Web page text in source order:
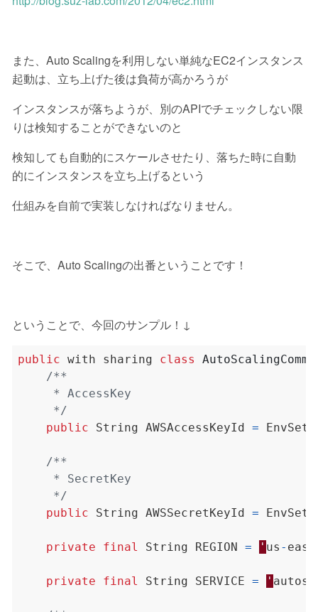
また、Auto Scalingを利用しない単純なEC2インスタンス
起動は、立ち上げた後は負荷が高かろうが
インスタンスが落ちようが、別のAPIでチェックしない限
りは検知することができないのと
検知しても自動的にスケールさせたり、落ちた時に自動
的にインスタンスを立ち上げるという
仕組みを自前で実装しなければなりません。
そこで、Auto Scalingの出番ということです！
ということで、今回のサンプル！↓
public with sharing class
     */
public
String AWSAccessKeyId =
     */
public
String AWSSecretKeyId =
private final String REGION = ' us - east
private final String SERVICE = '